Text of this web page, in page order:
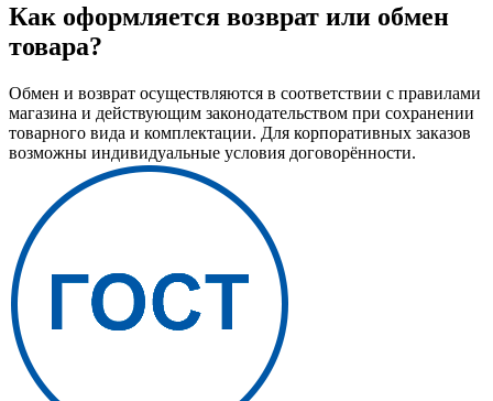
Как оформляется возврат или обмен
товара?
Обмен и возврат осуществляются в соответствии с правилами
магазина и действующим законодательством при сохранении
товарного вида и комплектации. Для корпоративных заказов
возможны индивидуальные условия договорённости.